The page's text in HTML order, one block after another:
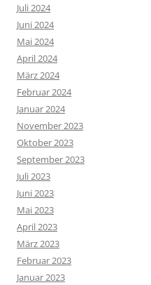
Juli 2024
Juni 2024
Mai 2024
April 2024
März 2024
Februar 2024
Januar 2024
November 2023
Oktober 2023
September 2023
Juli 2023
Juni 2023
Mai 2023
April 2023
März 2023
Februar 2023
Januar 2023